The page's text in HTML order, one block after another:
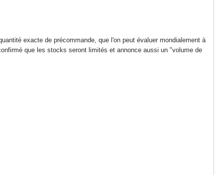
exacte de précommande, que l'on peut évaluer mondialement à
que les stocks seront limités et annonce aussi un "volume de